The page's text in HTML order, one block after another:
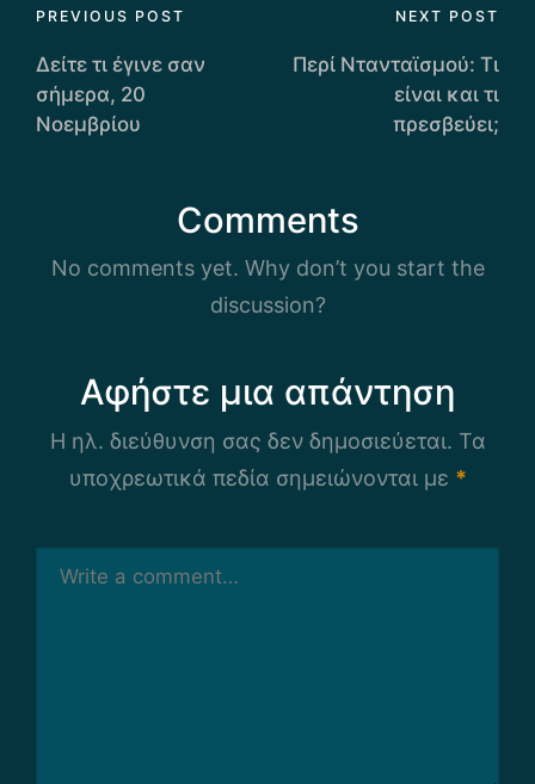
Post
navigation
PREVIOUS POST
Δείτε τι έγινε σαν
σήμερα, 20
Νοεμβρίου
NEXT POST
Περί Ντανταϊσμού: Τι
είναι και τι
πρεσβεύει;
Comments
No comments yet. Why don’t you start the
discussion?
Αφήστε μια απάντηση
Η ηλ. διεύθυνση σας δεν δημοσιεύεται. Τα
υποχρεωτικά πεδία σημειώνονται με *